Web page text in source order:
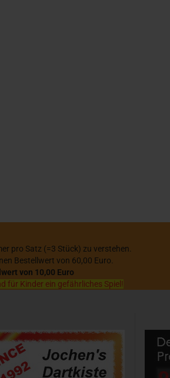
pro Satz (=3 Stück) zu verstehen.
Bestellwert von 60,00 Euro.
von 10,00 Euro
für Kinder ein gefährliches Spiel!